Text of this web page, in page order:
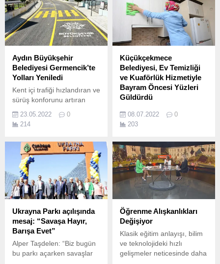
Aydın Büyükşehir
Belediyesi Germencik’te
Yolları Yeniledi
Kent içi trafiği hızlandıran ve
sürüş konforunu artıran
devam eden Aydın
Büyükşehir Belediyesi,
zamanlı olarak farklı
noktalarda yol yapım işlerini
planlı ve hızlı bir şekilde
gerçekleştiriyor.
23.05.2022
0
214
Küçükçekmece
Belediyesi, Ev Temizliği
ve Kuaförlük Hizmetiyle
Bayram Öncesi Yüzleri
Güldürdü
sosyal belediyecilik ilkesiyle
ilçede düzenli periyotlarla
Temizlik ve Kişisel Bakım
Hizmeti'ni Kurban Bayramı
öncesinde yoğunlaştırdı.
08.07.2022
0
203
Ukrayna Parkı açılışında
mesaj: “Savaşa Hayır,
Barışa Evet”
Alper Taşdelen: “Biz bugün
bu parkı açarken savaşlar
Öğrenme Alışkanlıkları
Değişiyor
Klasik eğitim anlayışı, bilim
ve teknolojideki hızlı
gelişmeler neticesinde daha